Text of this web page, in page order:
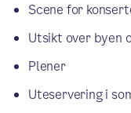
Scene for
Utsikt over byen
Plener
Uteservering i